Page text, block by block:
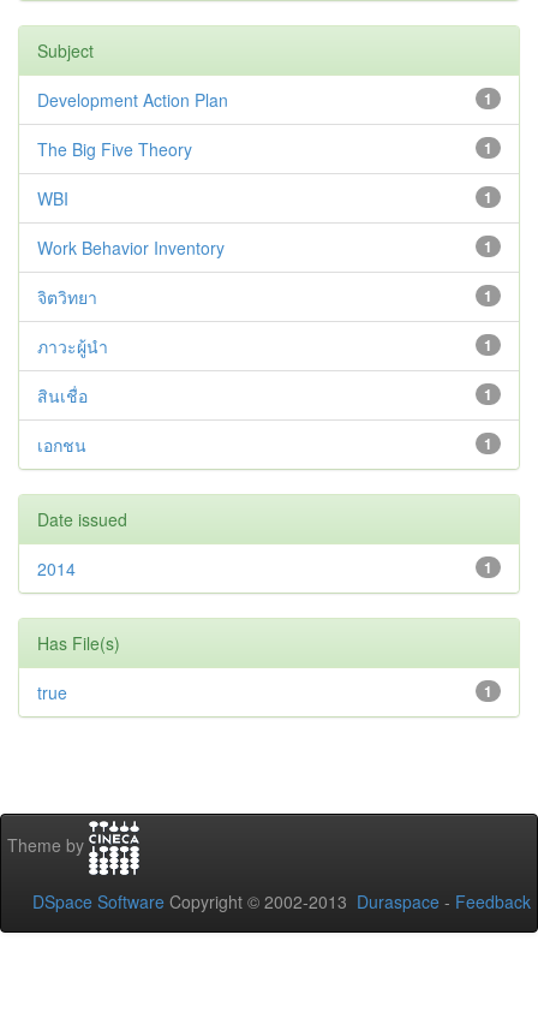
Subject
1
Development Action Plan
1
The Big Five Theory
1
WBI
1
Work Behavior Inventory
1
จิตวิทยา
1
ภาวะผู้นำ
1
สินเชื่อ
1
เอกชน
Date issued
1
2014
Has File(s)
1
true
Theme by
DSpace Software Copyright © 2002-2013 Duraspace - Feedback